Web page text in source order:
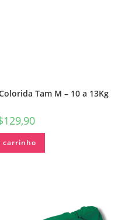
Tam M – 10 a 13Kg
129,90
carrinho